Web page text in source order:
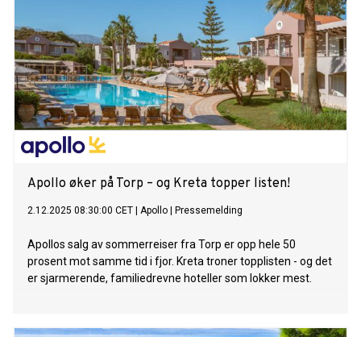
Apollo øker på Torp – og Kreta topper listen!
2.12.2025 08:30:00 CET Apollo Pressemelding
Apollos salg av sommerreiser fra Torp er opp hele 50
prosent mot samme tid i fjor. Kreta troner topplisten - og det
er sjarmerende, familiedrevne hoteller som lokker mest.